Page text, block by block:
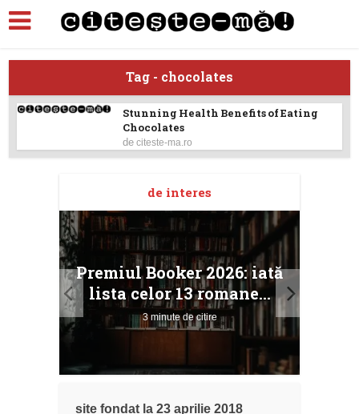
Tag - chocolates
Stunning Health Benefits of Eating
Chocolates
deciteste-ma.ro
de interes
Premiul Booker 2026: iată
lista celor 13 romane...
3 minute de citire
site fondat la 23 aprilie 2018